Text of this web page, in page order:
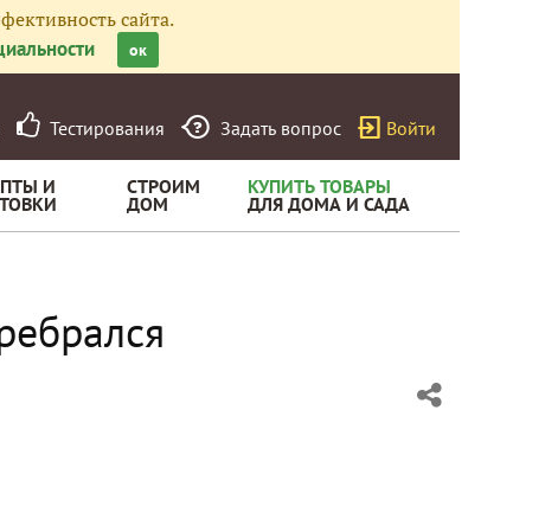
сайта.
ок
Тестирования Задать вопрос Войти
И СТРОИМ
ДОМ
КУПИТЬ ТОВАРЫ
ДЛЯ ДОМА И САДА